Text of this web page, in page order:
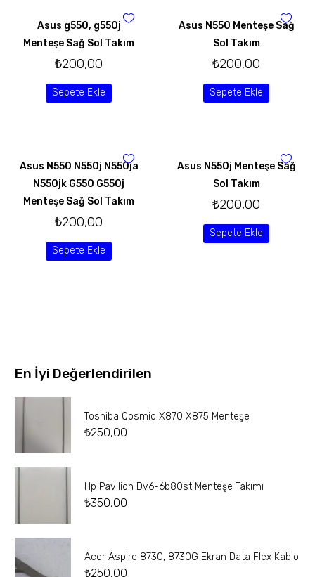
Asus g550, g550j
Menteşe Sağ Sol Takım
₺200,00
Sepete Ekle
Asus N550 Menteşe Sağ
Sol Takım
₺200,00
Sepete Ekle
Asus N550 N550j N550ja
N550jk G550 G550j
Menteşe Sağ Sol Takım
₺200,00
Sepete Ekle
Asus N550j Menteşe Sağ
Sol Takım
₺200,00
Sepete Ekle
En İyi Değerlendirilen
Toshiba Qosmio X870 X875 Menteşe
₺250,00
Hp Pavilion Dv6-6b80st Menteşe Takımı
₺350,00
Acer Aspire 8730, 8730G Ekran Data Flex Kablo
₺250,00